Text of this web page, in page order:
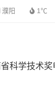
濮阳 1℃
科学技术奖